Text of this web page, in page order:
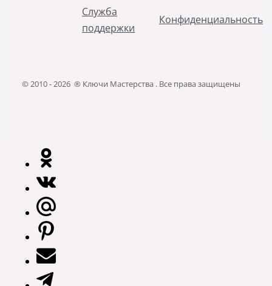
Служба
поддержки
Конфиденциальность
© 2010 - 2026 ® Ключи Мастерства . Все права защищены